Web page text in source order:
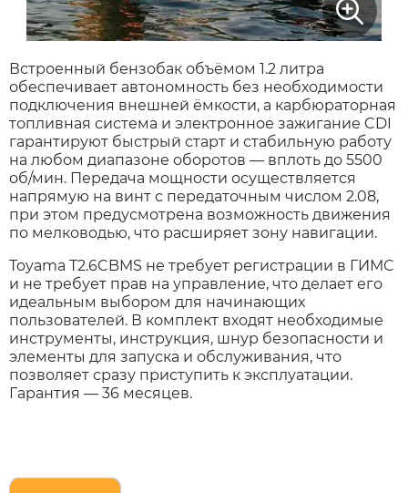
Встроенный бензобак объёмом 1.2 литра
обеспечивает автономность без необходимости
подключения внешней ёмкости, а карбюраторная
топливная система и электронное зажигание CDI
гарантируют быстрый старт и стабильную работу
на любом диапазоне оборотов — вплоть до 5500
об/мин. Передача мощности осуществляется
напрямую на винт с передаточным числом 2.08,
при этом предусмотрена возможность движения
по мелководью, что расширяет зону навигации.
Toyama T2.6CBMS не требует регистрации в ГИМС
и не требует прав на управление, что делает его
идеальным выбором для начинающих
пользователей. В комплект входят необходимые
инструменты, инструкция, шнур безопасности и
элементы для запуска и обслуживания, что
позволяет сразу приступить к эксплуатации.
Гарантия — 36 месяцев.